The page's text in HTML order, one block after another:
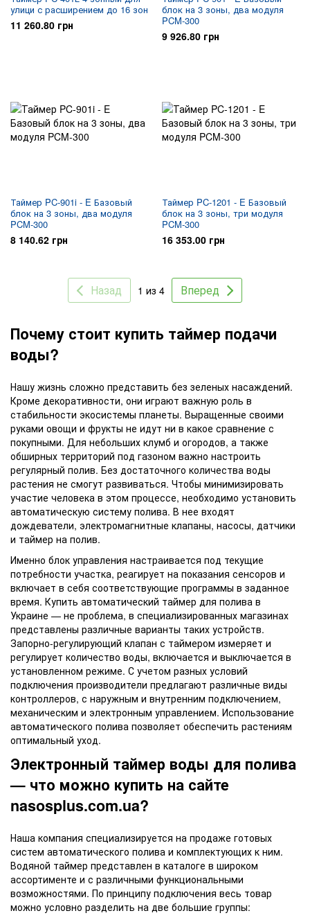
улици с расширением до 16 зон
11 260.80 грн
блок на 3 зоны, два модуля
PCM-300
9 926.80 грн
Таймер PC-901i - E Базовый
блок на 3 зоны, два модуля
PCM-300
8 140.62 грн
Таймер PC-1201 - E Базовый
блок на 3 зоны, три модуля
PCM-300
16 353.00 грн
Назад 1 из 4 Вперед
Почему стоит купить таймер подачи
воды?
Нашу жизнь сложно представить без зеленых насаждений.
Кроме декоративности, они играют важную роль в
стабильности экосистемы планеты. Выращенные своими
руками овощи и фрукты не идут ни в какое сравнение с
покупными. Для небольших клумб и огородов, а также
обширных территорий под газоном важно настроить
регулярный полив. Без достаточного количества воды
растения не смогут развиваться. Чтобы минимизировать
участие человека в этом процессе, необходимо установить
автоматическую систему полива. В нее входят
дождеватели, электромагнитные клапаны, насосы, датчики
и таймер на полив.
Именно блок управления настраивается под текущие
потребности участка, реагирует на показания сенсоров и
включает в себя соответствующие программы в заданное
время. Купить автоматический таймер для полива в
Украине — не проблема, в специализированных магазинах
представлены различные варианты таких устройств.
Запорно-регулирующий клапан с таймером измеряет и
регулирует количество воды, включается и выключается в
установленном режиме. С учетом разных условий
подключения производители предлагают различные виды
контроллеров, с наружным и внутренним подключением,
механическим и электронным управлением. Использование
автоматического полива позволяет обеспечить растениям
оптимальный уход.
Электронный таймер воды для полива
— что можно купить на сайте
nasosplus.com.ua?
Наша компания специализируется на продаже готовых
систем автоматического полива и комплектующих к ним.
Водяной таймер представлен в каталоге в широком
ассортименте и с различными функциональными
возможностями. По принципу подключения весь товар
можно условно разделить на две большие группы: